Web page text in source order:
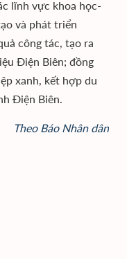
lĩnh vực khoa học-
và phát triển
công tác, tạo ra
Điện Biên; đồng
xanh, kết hợp du
Điện Biên.
Theo Báo Nhân dân